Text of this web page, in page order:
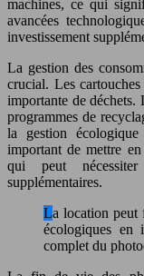
machines, ce qui
avancées
investissement
La gestion des
crucial. Les
importante de déchets.
programmes de
la gestion
important de mettre
qui peut
supplémentaires.
La location peut faciliter la mise en œuvre de pratiques
écologiques
complet du